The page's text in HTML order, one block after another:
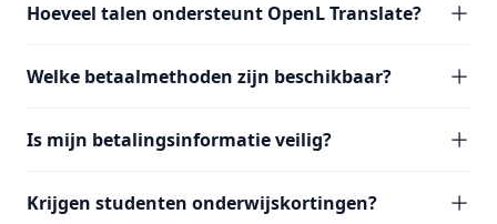
Hoeveel talen ondersteunt OpenL Translate?
Welke betaalmethoden zijn beschikbaar?
Is mijn betalingsinformatie veilig?
Krijgen studenten onderwijskortingen?